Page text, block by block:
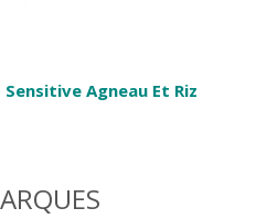
Agneau Et Riz